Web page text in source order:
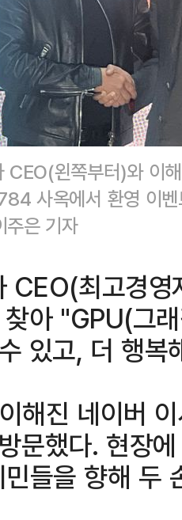
CEO(왼쪽부터)와 이
사옥에서 환영 이
은 기자
CEO(최고경
아 "GPU(그
있고, 더 행복
해진 네이버
문했다. 현장
들을 향해 두